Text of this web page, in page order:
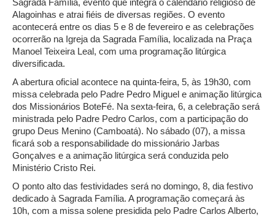
Sagrada Família, evento que integra o calendário religioso de
Alagoinhas e atrai fiéis de diversas regiões. O evento
acontecerá entre os dias 5 e 8 de fevereiro e as celebrações
ocorrerão na Igreja da Sagrada Família, localizada na Praça
Manoel Teixeira Leal, com uma programação litúrgica
diversificada.
A abertura oficial acontece na quinta-feira, 5, às 19h30, com
missa celebrada pelo Padre Pedro Miguel e animação litúrgica
dos Missionários BoteFé. Na sexta-feira, 6, a celebração será
ministrada pelo Padre Pedro Carlos, com a participação do
grupo Deus Menino (Camboatá). No sábado (07), a missa
ficará sob a responsabilidade do missionário Jarbas
Gonçalves e a animação litúrgica será conduzida pelo
Ministério Cristo Rei.
O ponto alto das festividades será no domingo, 8, dia festivo
dedicado à Sagrada Família. A programação começará às
10h, com a missa solene presidida pelo Padre Carlos Alberto,